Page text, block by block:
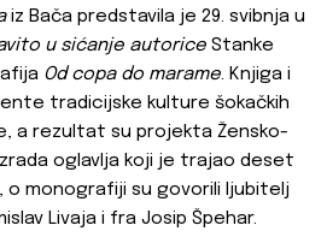
iz Bača predstavila je 29. svibnja u
u sićanje autorice Stanke
Od copa do marame. Knjiga i
tradicijske kulture šokačkih
a rezultat su projekta Žensko-
oglavlja koji je trajao deset
o monografiji su govorili ljubitelj
Livaja i fra Josip Špehar.